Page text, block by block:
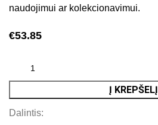
naudojimui ar kolekcionavimui.
€53.85
Į KREPŠELĮ
Dalintis: